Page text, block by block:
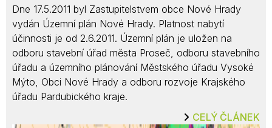
Dne 17.5.2011 byl Zastupitelstvem obce Nové Hrady
vydán Územní plán Nové Hrady. Platnost nabytí
účinnosti je od 2.6.2011. Územní plán je uložen na
odboru stavební úřad města Proseč, odboru stavebního
úřadu a územního plánování Městského úřadu Vysoké
Mýto, Obci Nové Hrady a odboru rozvoje Krajského
úřadu Pardubického kraje.
CELÝ ČLÁNEK